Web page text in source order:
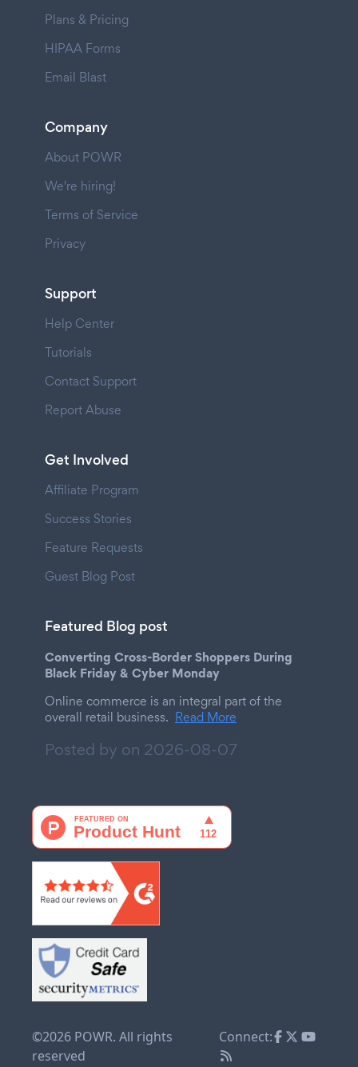
Plans & Pricing
HIPAA Forms
Email Blast
Company
About POWR
We're hiring!
Terms of Service
Privacy
Support
Help Center
Tutorials
Contact Support
Report Abuse
Get Involved
Affiliate Program
Success Stories
Feature Requests
Guest Blog Post
Featured Blog post
Converting Cross-Border Shoppers During
Black Friday & Cyber Monday
Online commerce is an integral part of the
overall retail business. Read More
Posted by on 2026-08-07
©2026 POWR. All rights
reserved
Connect: